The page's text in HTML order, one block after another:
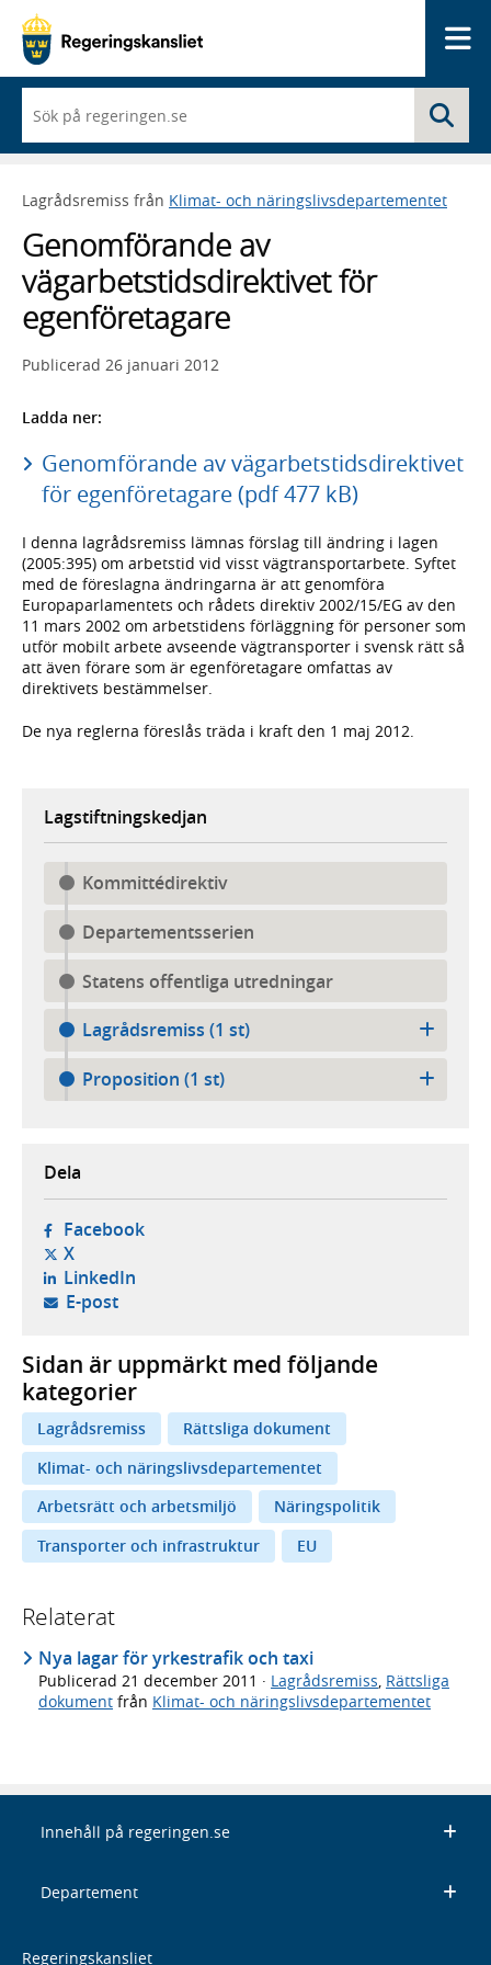
du
börjar
skriva
framträder
lista
med
sökförslag
Lagrådsremiss från Klimat- och näringslivsdepartementet
Genomförande av
vägarbetstidsdirektivet för
egenföretagare
Publicerad 26 januari 2012
Ladda ner:
Genomförande av vägarbetstidsdirektivet
för egenföretagare (pdf 477 kB)
I denna lagrådsremiss lämnas förslag till ändring i lagen
(2005:395) om arbetstid vid visst vägtransportarbete. Syftet
med de föreslagna ändringarna är att genomföra
Europaparlamentets och rådets direktiv 2002/15/EG av den
11 mars 2002 om arbetstidens förläggning för personer som
utför mobilt arbete avseende vägtransporter i svensk rätt så
att även förare som är egenföretagare omfattas av
direktivets bestämmelser.
De nya reglerna föreslås träda i kraft den 1 maj 2012.
Lagstiftningskedjan
Kommittédirektiv
Departementsserien
Statens offentliga utredningar
Lagrådsremiss (1 st)
Proposition (1 st)
Dela
Facebook- öppnas i ny flik, extern webbplats,
X- öppnas i ny flik, extern webbplats,
LinkedIn- öppnas i ny flik, extern webbplats,
E-post- öppnar din e-postklient,
Sidan är uppmärkt med följande
kategorier
Lagrådsremiss
Rättsliga dokument
Klimat- och näringslivsdepartementet
Arbetsrätt och arbetsmiljö
Näringspolitik
Transporter och infrastruktur
EU
Relaterat
Nya lagar för yrkestrafik och taxi
Publicerad 21 december 2011 · Lagrådsremiss, Rättsliga
dokument från Klimat- och näringslivsdepartementet
Innehåll på regeringen.se
Departement
Regeringskansliet